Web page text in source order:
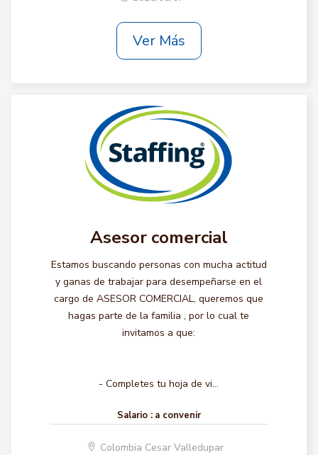
Ver Más
Asesor comercial
Estamos buscando personas con mucha actitud
y ganas de trabajar para desempeñarse en el
cargo de ASESOR COMERCIAL, queremos que
hagas parte de la familia , por lo cual te
invitamos a que:
- Completes tu hoja de vi...
Salario : a convenir
Colombia Cesar Valledupar